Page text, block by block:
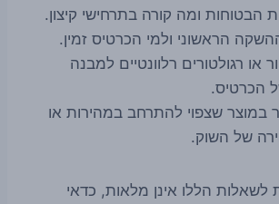
הבטוחות ומה קורה בתרחישי קיצון.
הראשוני ולמי הכרטיס זמין.
או רגולטורים רלוונטיים למבנה
הכרטיס.
במוצר שצפוי להתרחב במהירות או
של השוק.
לשאלות הללו אינן מלאות, כדאי